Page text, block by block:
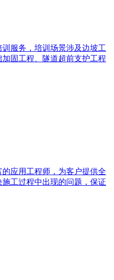
服务，培训场景涉及边坡工
固工程、隧道超前支护工程
应用工程师，为客户提供全
工过程中出现的问题，保证